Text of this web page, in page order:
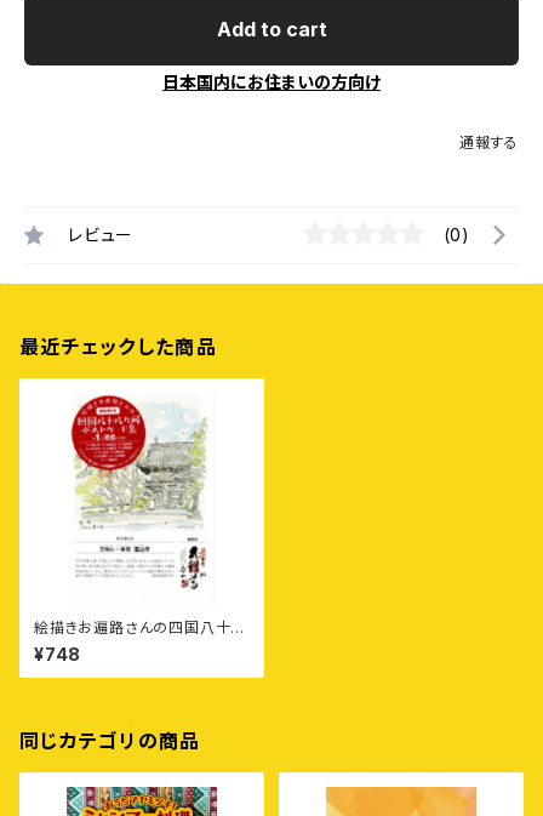
Add to cart
日本国内にお住まいの方向け
通報する
レビュー (0)
最近チェックした商品
絵描きお遍路さんの四国八十八
カ所御朱印付きポストカード集
〈第1集〉徳島11カ寺
¥748
同じカテゴリの商品